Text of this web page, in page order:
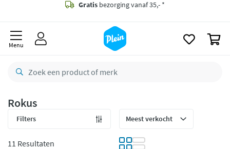
bezorging vanaf 35,- *
Bestelling uiterlijkzaterdag
retourneren
Betaal met Klarna
Menu
Rokus
Filters
11 Resultaten